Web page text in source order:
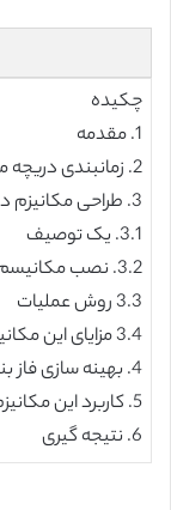
چکیده
1. مقدمه
2. زمانبندی دریچه متغیر مداوم (CVVT)
3. طراحی مکانیزم درایو دنده
3.1. یک توصیف
3.2. نصب مکانیسم
3.3 روش عملیات
3.4 مزایای این مکانیزم
4. بهینه سازی فاز بندی میل بادامک- ماکزیمم نمودن خروجی توان
5. کاربرد این مکانیزم (به عنوان مثال)
6. نتیجه گیری